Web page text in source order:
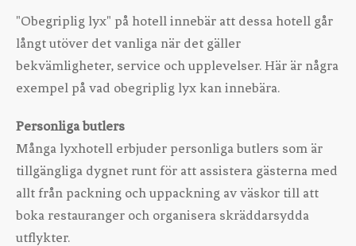
"Obegriplig lyx" på hotell innebär att dessa hotell går
långt utöver det vanliga när det gäller
bekvämligheter, service och upplevelser. Här är några
exempel på vad obegriplig lyx kan innebära.
Personliga butlers
Många lyxhotell erbjuder personliga butlers som är
tillgängliga dygnet runt för att assistera gästerna med
allt från packning och uppackning av väskor till att
boka restauranger och organisera skräddarsydda
utflykter.